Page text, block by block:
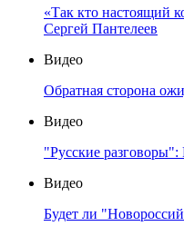
«Так кто настоящий
Сергей Пантелеев
Видео
Обратная сторона
Видео
"Русские разговоры":
Видео
Будет ли